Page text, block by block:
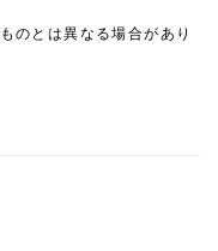
のとは異なる場合があり